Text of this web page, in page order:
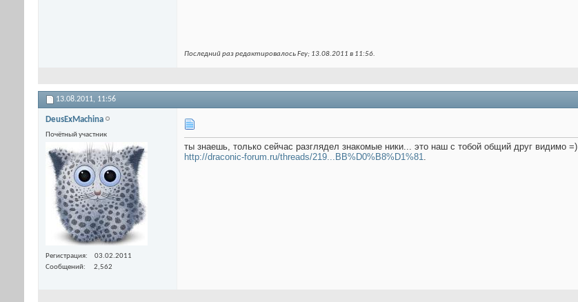
Последний раз редактировалось Fey; 13.08.2011 в 11:56.
13.08.2011, 11:56
DeusExMachina
Почётный участник
Регистрация
03.02.2011
Сообщений
2,562
ты знаешь, только сейчас разглядел знакомые ники... это наш с тобой общий друг видимо =)
http://draconic-forum.ru/threads/219...BB%D0%B8%D1%81.